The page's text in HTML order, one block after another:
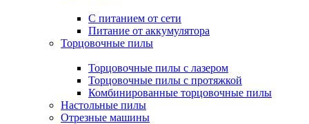
С питанием от сети
Питание от аккумулятора
Торцовочные пилы
Торцовочные пилы с лазером
Торцовочные пилы с протяжкой
Комбинированные торцовочные пилы
Настольные пилы
Отрезные машины